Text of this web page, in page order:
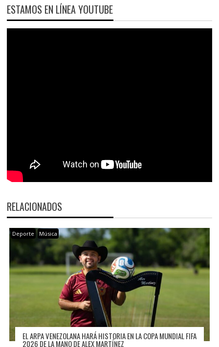
ESTAMOS EN LÍNEA YOUTUBE
RELACIONADOS
Deporte Música
EL ARPA VENEZOLANA HARÁ HISTORIA EN LA COPA MUNDIAL FIFA
2026 DE LA MANO DE ALEX MARTÍNEZ